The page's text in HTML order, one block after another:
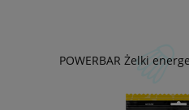
POWERBAR Żelki